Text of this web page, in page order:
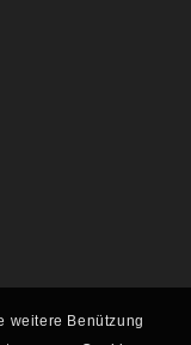
weitere Benützung